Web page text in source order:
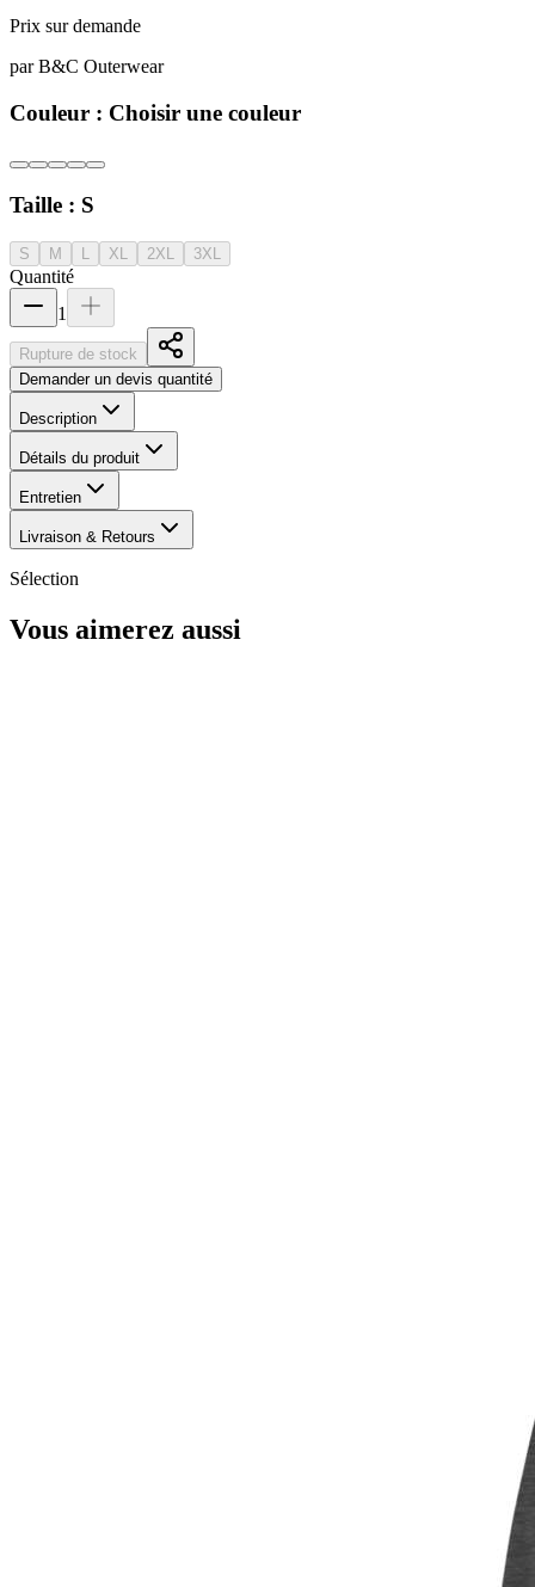
Prix sur demande
par B&C Outerwear
Couleur : Choisir une couleur
Taille : S
S M L XL 2XL 3XL
Quantité
1
Rupture de stock
Demander un devis quantité
Description
Détails du produit
Entretien
Livraison & Retours
Sélection
Vous aimerez aussi